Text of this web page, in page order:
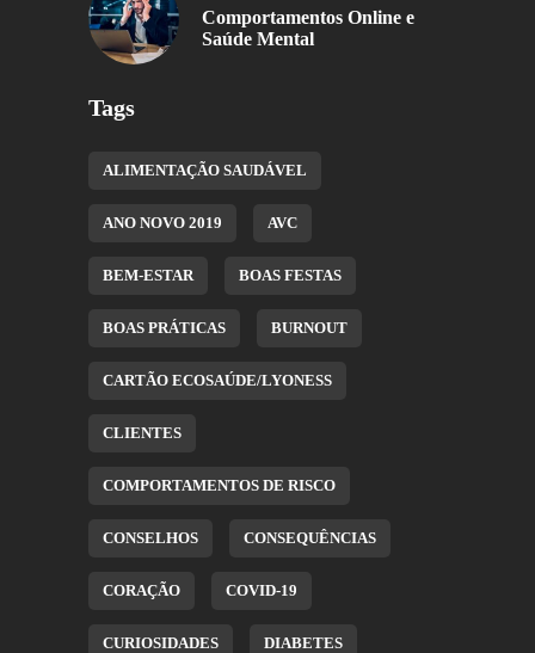
Comportamentos Online e
Saúde Mental
Tags
ALIMENTAÇÃO SAUDÁVEL
ANO NOVO 2019 AVC
BEM-ESTAR BOAS FESTAS
BOAS PRÁTICAS BURNOUT
CARTÃO ECOSAÚDE/LYONESS
CLIENTES
COMPORTAMENTOS DE RISCO
CONSELHOS CONSEQUÊNCIAS
CORAÇÃO COVID-19
CURIOSIDADES DIABETES